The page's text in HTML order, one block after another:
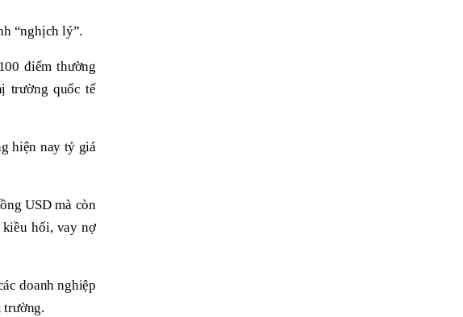
“nghịch lý”.
điểm thường
trường quốc tế
hiện nay tỷ giá
USD mà còn
hối, vay nợ
doanh nghiệp
trường.